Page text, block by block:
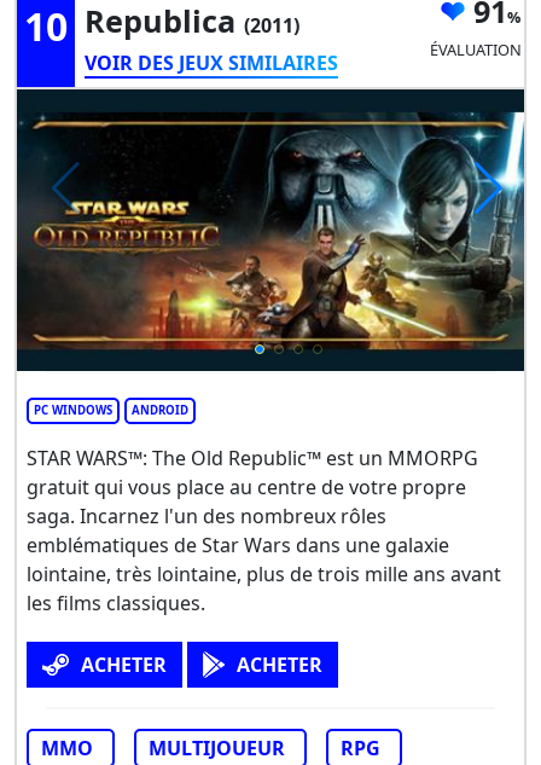
10 Republica (2011)
VOIR DES JEUX SIMILAIRES
91
ÉVALUATION
PC WINDOWS ANDROID
STAR WARS™: The Old Republic™ est un MMORPG
gratuit qui vous place au centre de votre propre
saga. Incarnez l'un des nombreux rôles
emblématiques de Star Wars dans une galaxie
lointaine, très lointaine, plus de trois mille ans avant
les films classiques.
ACHETER ACHETER
MMO MULTIJOUEUR RPG